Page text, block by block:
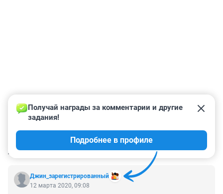
КОММЕНТАРИИ 9
Джин_зарегистрированный
Получай награды за комментарии и другие
задания!
Подробнее в профиле
12 марта 2020, 09:08